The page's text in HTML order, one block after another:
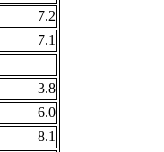
7.2
7.1
3.8
6.0
8.1